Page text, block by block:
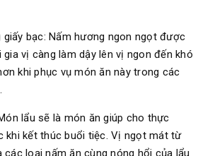
bạc: Nấm hương ngon ngọt được
vị càng làm dậy lên vị ngon đến khó
khi phục vụ món ăn này trong các
lẩu sẽ là món ăn giúp cho thực
khi kết thúc buổi tiệc. Vị ngọt mát từ
các loại nấm ăn cùng nóng hổi của lẩu